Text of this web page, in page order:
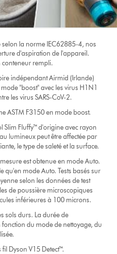
selon la norme IEC62885-4, nos
d'aspiration de l'appareil.
conteneur rempli.
indépendant Airmid (Irlande)
"boost" avec les virus H1N1
les virus SARS-CoV-2.
ASTM F3150 en mode boost.
Slim Fluffy™ d'origine avec rayon
lumineux peut être affectée par
le type de saleté et la surface.
est obtenue en mode Auto.
qu'en mode Auto. Tests basés sur
selon les données de test
de poussière microscopiques
inférieures à 100 microns.
sols durs. La durée de
du mode de nettoyage, du
Dyson V15 Detect™.